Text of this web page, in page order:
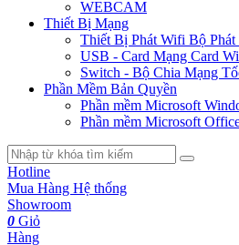
WEBCAM
Thiết Bị Mạng
Thiết Bị Phát Wifi Bộ
USB - Card Mạng Card
Switch - Bộ Chia Mạng
Phần Mềm Bản Quyền
Phần mềm Microsoft
Phần mềm Microsoft
Hotline
Mua Hàng Hệ thống
Showroom
0 Giỏ
Hàng